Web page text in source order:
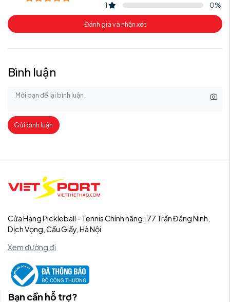
1
0%
Đánh giá và nhận xét
Bình luận
Gửi bình luận
Cửa Hàng Pickleball - Tennis Chính hãng : 77 Trần Đăng Ninh,
Dịch Vọng, Cầu Giấy, Hà Nội
Xem đường đi
Bạn cần hỗ trợ?